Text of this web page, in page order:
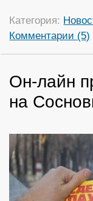
Категория:
Комментарии (5)
Он-лайн
на